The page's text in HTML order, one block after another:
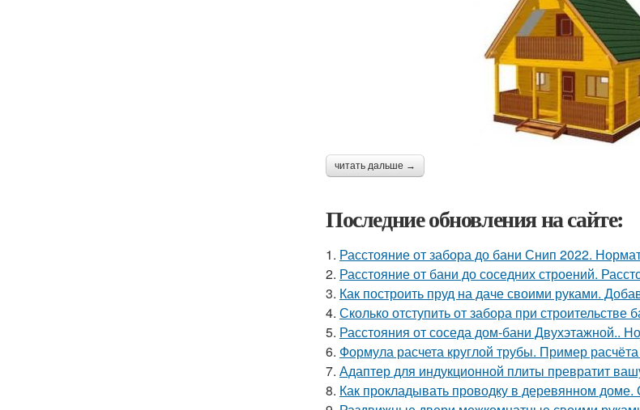
читать дальше →
Последние обновления на сайте:
1. Расстояние от забора до бани Снип 2022.
2. Расстояние от бани до соседних строений.
3. Как построить пруд на даче своими руками.
4. Сколько отступить от забора при
5. Расстояния от соседа дом-бани Двухэтажной..
6. Формула расчета круглой трубы. Пример
7. Адаптер для индукционной плиты превратит
8. Как прокладывать проводку в деревянном